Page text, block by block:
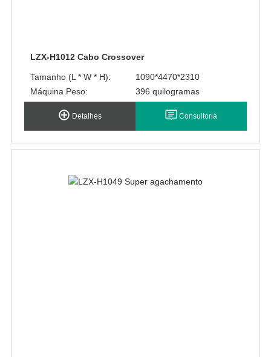
LZX-H1012 Cabo Crossover
Tamanho (L * W * H):
1090*4470*2310
Máquina Peso:
396 quilogramas
Detalhes Consultoria